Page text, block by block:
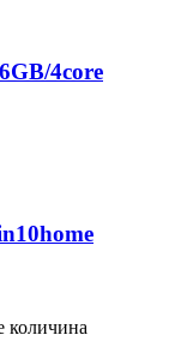
4core
количина